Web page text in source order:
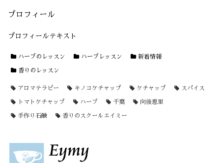
プロフィール
プロフィールテキスト
ハーブのレッスン ハーブレッスン 新着情報
香りのレッスン
アロマテラピー キノコケチャップ ケチャップ スパイス
トマトケチャップ ハーブ 千葉 向後恵里
手作り石鹸 香りのスクールエイミー